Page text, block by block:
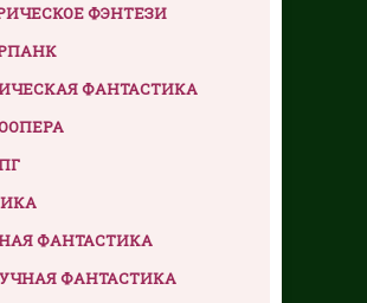
ФЭНТЕЗИ
ФАНТАСТИКА
ФАНТАСТИКА
ФАНТАСТИКА